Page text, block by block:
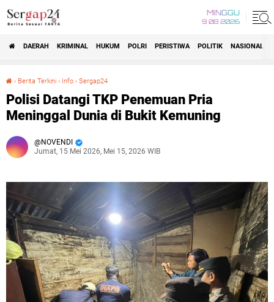
MINGGU
9 08 2026
DAERAH KRIMINAL HUKUM POLRI PERISTIWA POLITIK NASIONAL
› Berita Terkini › Info › Sergap24
Polisi Datangi TKP Penemuan Pria
Meninggal Dunia di Bukit Kemuning
NOVENDI
Jumat, 15 Mei 2026, Mei 15, 2026 WIB